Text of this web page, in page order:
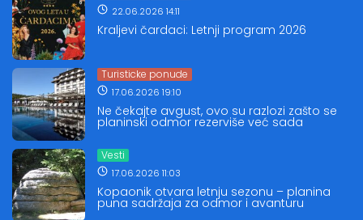
22.06.2026 14:11
Kraljevi čardaci: Letnji program 2026
Turisticke ponude
17.06.2026 19:10
Ne čekajte avgust, ovo su razlozi zašto se
planinski odmor rezerviše već sada
Vesti
17.06.2026 11:03
Kopaonik otvara letnju sezonu – planina
puna sadržaja za odmor i avanturu